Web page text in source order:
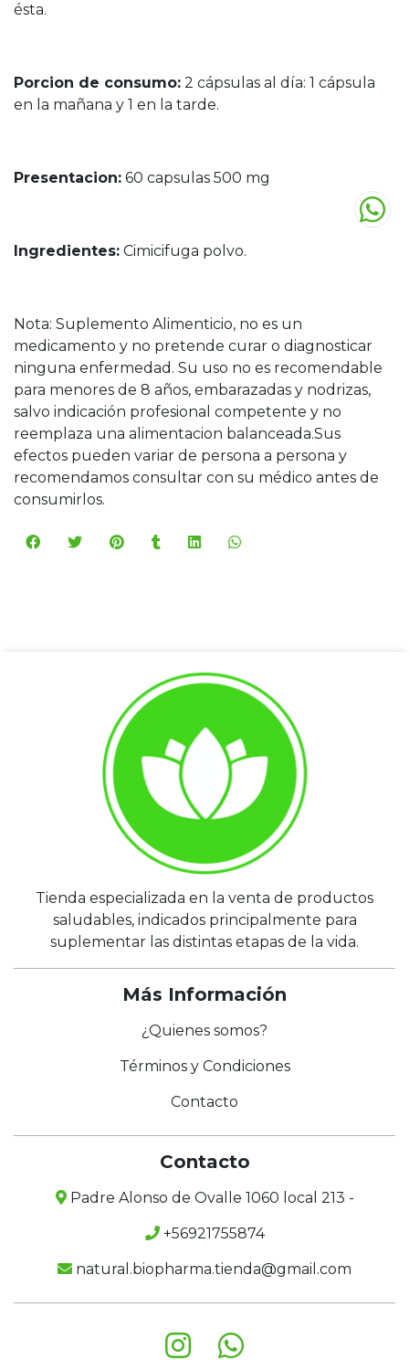
ésta.
Porcion de consumo: 2 cápsulas al día: 1 cápsula
en la mañana y 1 en la tarde.
Presentacion: 60 capsulas 500 mg
Ingredientes: Cimicifuga polvo.
Nota: Suplemento Alimenticio, no es un
medicamento y no pretende curar o diagnosticar
ninguna enfermedad. Su uso no es recomendable
para menores de 8 años, embarazadas y nodrizas,
salvo indicación profesional competente y no
reemplaza una alimentacion balanceada.Sus
efectos pueden variar de persona a persona y
recomendamos consultar con su médico antes de
consumirlos.
Tienda especializada en la venta de productos
saludables, indicados principalmente para
suplementar las distintas etapas de la vida.
Más Información
¿Quienes somos?
Términos y Condiciones
Contacto
Contacto
Padre Alonso de Ovalle 1060 local 213 -
+56921755874
natural.biopharma.tienda@gmail.com